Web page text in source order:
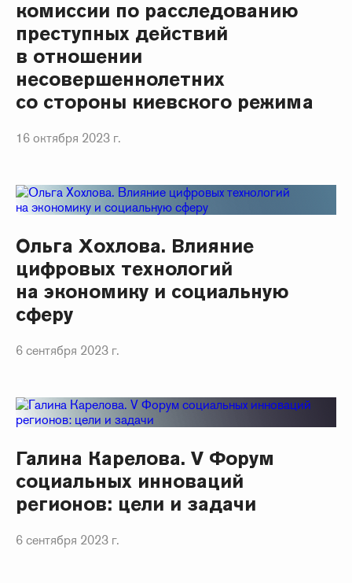
комиссии по расследованию
преступных действий
в отношении
несовершеннолетних
со стороны киевского режима
16 октября 2023 г.
Ольга Хохлова. Влияние
цифровых технологий
на экономику и социальную
сферу
6 сентября 2023 г.
Галина Карелова. V Форум
социальных инноваций
регионов: цели и задачи
6 сентября 2023 г.